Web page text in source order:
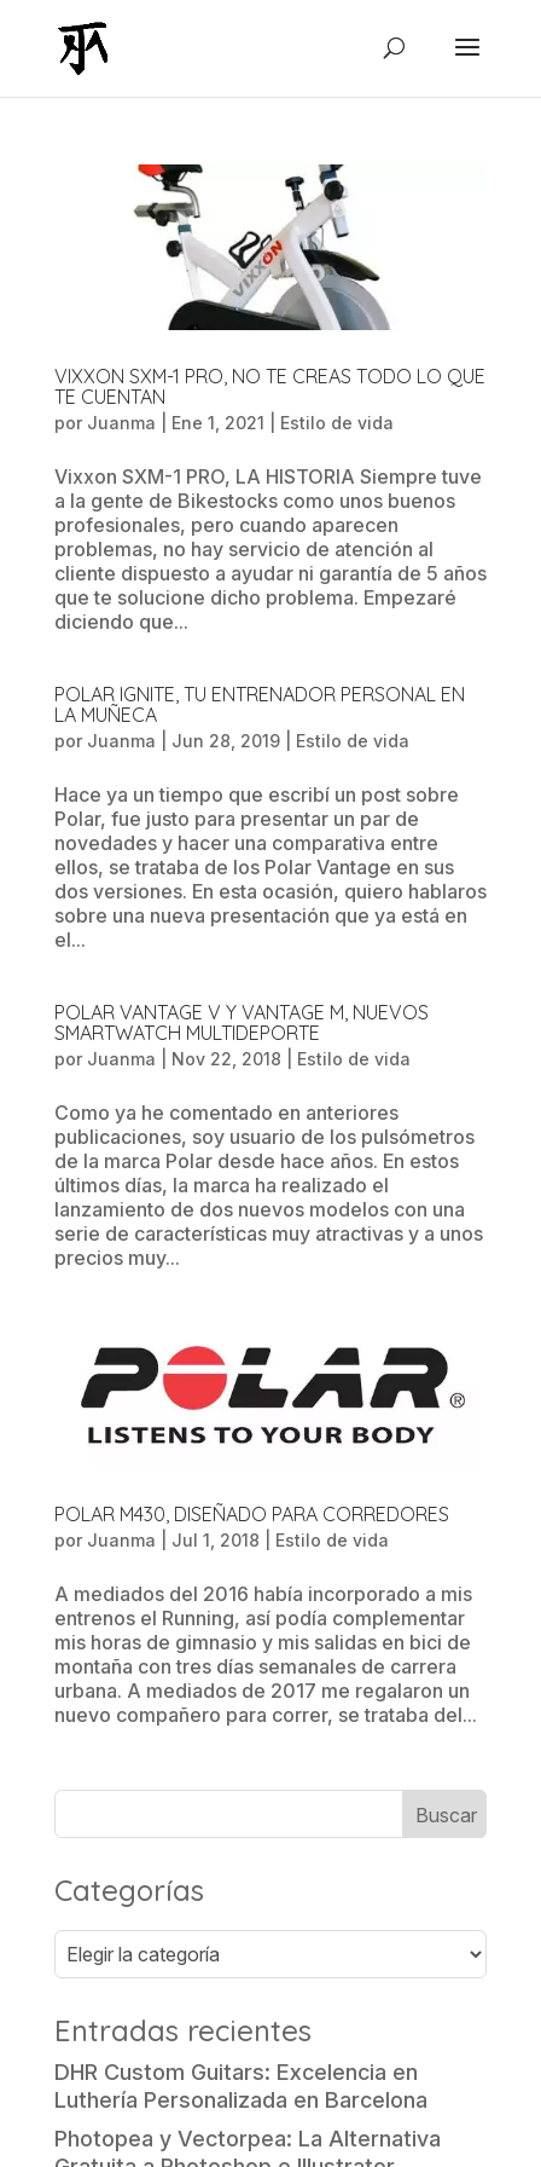
VIXXON SXM-1 PRO, NO TE CREAS TODO LO QUE
TE CUENTAN
por Juanma Ene 1, 2021 Estilo de vida
Vixxon SXM-1 PRO, LA HISTORIA Siempre tuve
a la gente de Bikestocks como unos buenos
profesionales, pero cuando aparecen
problemas, no hay servicio de atención al
cliente dispuesto a ayudar ni garantía de 5 años
que te solucione dicho problema. Empezaré
diciendo que...
POLAR IGNITE, TU ENTRENADOR PERSONAL EN
LA MUÑECA
por Juanma Jun 28, 2019| Estilo de vida
Hace ya un tiempo que escribí un post sobre
Polar, fue justo para presentar un par de
novedades y hacer una comparativa entre
ellos, se trataba de los Polar Vantage en sus
dos versiones. En esta ocasión, quiero hablaros
sobre una nueva presentación que ya está en
el...
POLAR VANTAGE V Y VANTAGE M, NUEVOS
SMARTWATCH MULTIDEPORTE
por Juanma Nov 22, 2018 Estilo de vida
Como ya he comentado en anteriores
publicaciones, soy usuario de los pulsómetros
de la marca Polar desde hace años. En estos
últimos días, la marca ha realizado el
lanzamiento de dos nuevos modelos con una
serie de características muy atractivas y a unos
precios muy...
POLAR M430, DISEÑADO PARA CORREDORES
por Juanma Jul 1, 2018 Estilo de vida
A mediados del 2016 había incorporado a mis
entrenos el Running, así podía complementar
mis horas de gimnasio y mis salidas en bici de
montaña con tres días semanales de carrera
urbana. A mediados de 2017 me regalaron un
nuevo compañero para correr, se trataba del...
Categorías
Categorías
Entradas recientes
DHR Custom Guitars: Excelencia en
Luthería Personalizada en Barcelona
Photopea y Vectorpea: La Alternativa